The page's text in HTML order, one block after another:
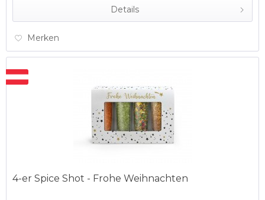
Details
Merken
4-er Spice Shot - Frohe Weihnachten